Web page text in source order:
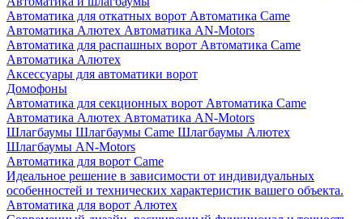
Автоматика для откатных ворот Автоматика Came
Автоматика Алютех Автоматика AN-Motors
Автоматика для распашных ворот Автоматика Came
Автоматика Алютех
Аксессуары для автоматики ворот
Домофоны
Автоматика для секционных ворот Автоматика Came
Автоматика Алютех Автоматика AN-Motors
Шлагбаумы Шлагбаумы Came Шлагбаумы Алютех
Шлагбаумы AN-Motors
Автоматика для ворот Came
Идеальное решение в зависимости от индивидуальных
особенностей и технических характеристик вашего объекта.
Автоматика для ворот Алютех